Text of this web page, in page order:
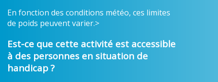
En fonction des conditions météo, ces limites
de poids peuvent varier.>
Est-ce que cette activité est accessible
à des personnes en situation de
handicap ?